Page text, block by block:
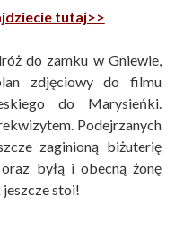
tutaj>>
do zamku w Gniewie,
zdjęciowy do filmu
do Marysieńki.
Podejrzanych
zaginioną biżuterię
byłą i obecną żonę
jeszcze stoi!